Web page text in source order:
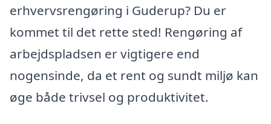
erhvervsrengøring i Guderup? Du er
kommet til det rette sted! Rengøring af
arbejdspladsen er vigtigere end
nogensinde, da et rent og sundt miljø kan
øge både trivsel og produktivitet.